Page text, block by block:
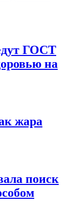
ГОСТ
на
жара
поиск